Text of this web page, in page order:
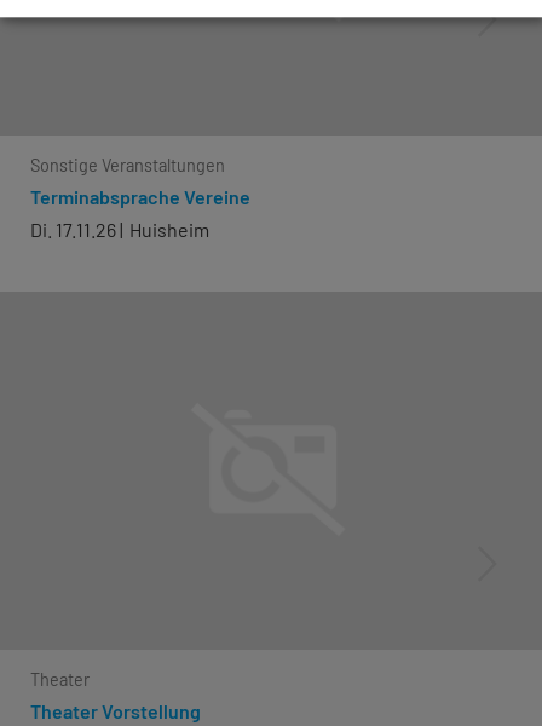
Sonstige Veranstaltungen
Terminabsprache Vereine
Di. 17.11.26
Huisheim
Theater
Theater Vorstellung